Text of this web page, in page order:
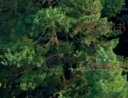
售楼说明书
下载售楼说